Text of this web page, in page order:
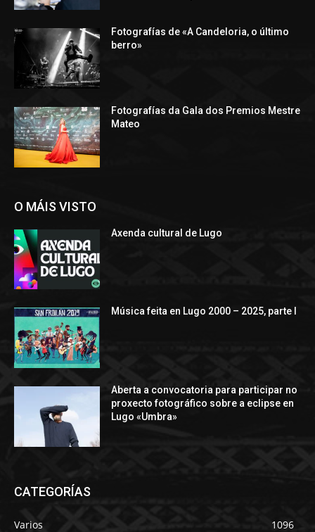
Fotografías de «A Candeloria, o último
berro»
Fotografías da Gala dos Premios Mestre
Mateo
O MÁIS VISTO
Axenda cultural de Lugo
Música feita en Lugo 2000 – 2025, parte I
Aberta a convocatoria para participar no
proxecto fotográfico sobre a eclipse en
Lugo «Umbra»
CATEGORÍAS
Varios
1096